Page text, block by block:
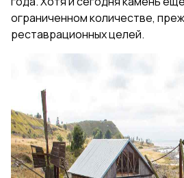
ограниченном количестве,
реставрационных целей.